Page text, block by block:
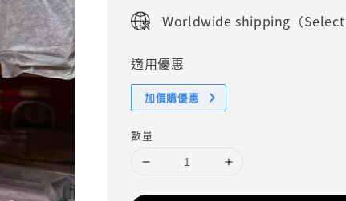
Worldwide shipping（Select
適用優惠
加價購優惠
數量